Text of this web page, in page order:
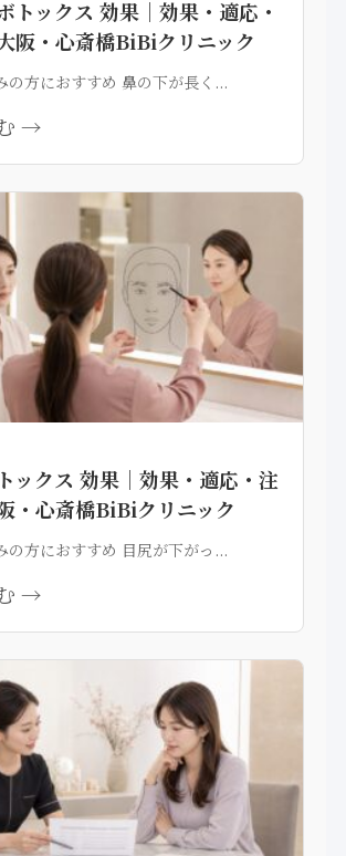
トックス 効果｜効果・適応・
阪・心斎橋BiBiクリニック
の方におすすめ 鼻の下が長く...
→
ックス 効果｜効果・適応・注
・心斎橋BiBiクリニック
の方におすすめ 目尻が下がっ...
→